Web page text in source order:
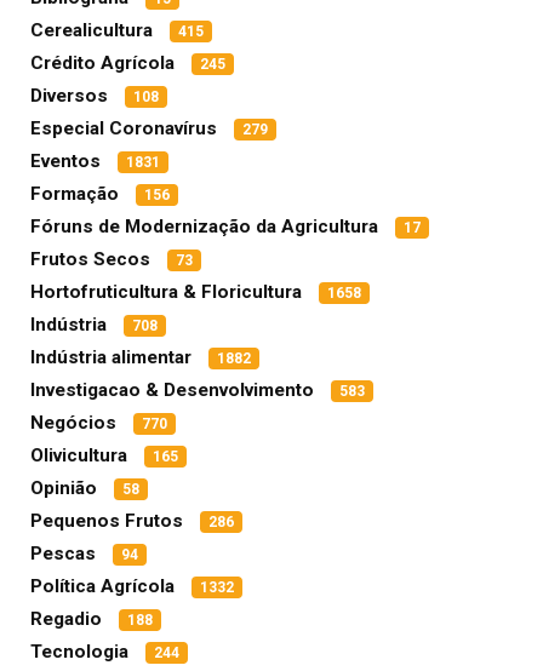
Cerealicultura 415
Crédito Agrícola 245
Diversos 108
Especial Coronavírus 279
Eventos 1831
Formação 156
Fóruns de Modernização da Agricultura 17
Frutos Secos 73
Hortofruticultura & Floricultura 1658
Indústria 708
Indústria alimentar 1882
Investigacao & Desenvolvimento 583
Negócios 770
Olivicultura 165
Opinião 58
Pequenos Frutos 286
Pescas 94
Política Agrícola 1332
Regadio 188
Tecnologia 244